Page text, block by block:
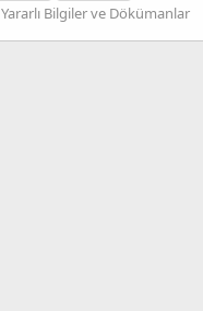
Yararlı Bilgiler ve Dökümanlar